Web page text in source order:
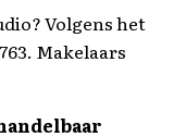
Volgens het
Makelaars